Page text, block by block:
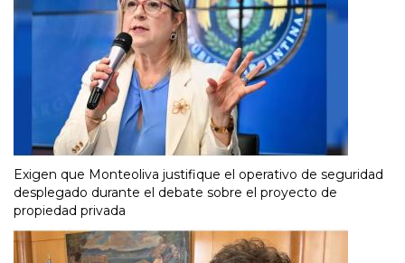
Exigen que Monteoliva justifique el operativo de seguridad
desplegado durante el debate sobre el proyecto de
propiedad privada